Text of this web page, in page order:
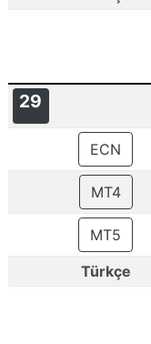
29
ECN
MT4
MT5
Türkçe